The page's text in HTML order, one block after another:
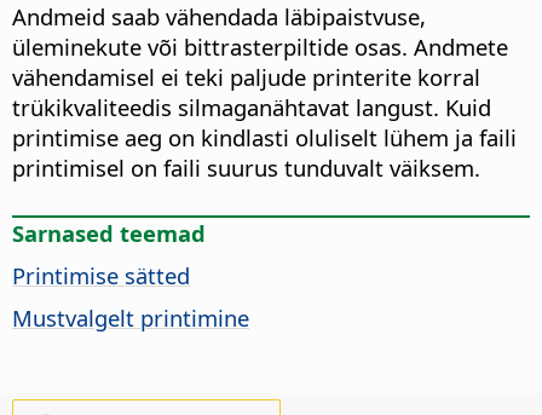
Andmeid saab vähendada läbipaistvuse,
üleminekute või bittrasterpiltide osas. Andmete
vähendamisel ei teki paljude printerite korral
trükikvaliteedis silmaganähtavat langust. Kuid
printimise aeg on kindlasti oluliselt lühem ja faili
printimisel on faili suurus tunduvalt väiksem.
Sarnased teemad
Printimise sätted
Mustvalgelt printimine